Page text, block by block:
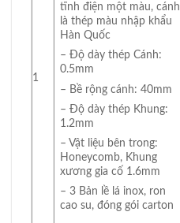
1
tĩnh điện một màu, cánh
là thép màu nhập khẩu
Hàn Quốc
– Độ dày thép Cánh:
0.5mm
– Bề rộng cánh: 40mm
– Độ dày thép Khung:
1.2mm
– Vật liệu bên trong:
Honeycomb, Khung
xương gia cố 1.6mm
– 3 Bản lề lá inox, ron
cao su, đóng gói carton